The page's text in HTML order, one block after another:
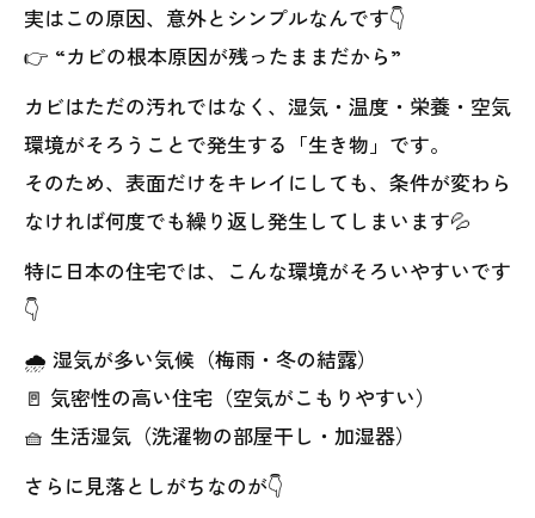
実はこの原因、意外とシンプルなんです👇
👉 “カビの根本原因が残ったままだから”
カビはただの汚れではなく、湿気・温度・栄養・空気
環境がそろうことで発生する「生き物」です。
そのため、表面だけをキレイにしても、条件が変わら
なければ何度でも繰り返し発生してしまいます💦
特に日本の住宅では、こんな環境がそろいやすいです
👇
🌧 湿気が多い気候（梅雨・冬の結露）
🚪 気密性の高い住宅（空気がこもりやすい）
🧺 生活湿気（洗濯物の部屋干し・加湿器）
さらに見落としがちなのが👇